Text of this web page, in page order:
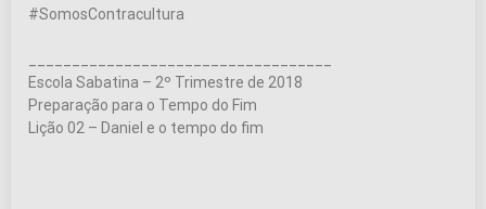
#SomosContracultura
Escola Sabatina – 2º Trimestre de 2018
Preparação para o Tempo do Fim
Lição 02 – Daniel e o tempo do fim